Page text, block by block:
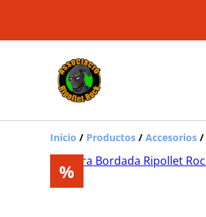
Inicio / Productos / Accesorios /
%